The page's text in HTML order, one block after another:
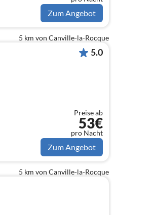
Zum Angebot
5 km von Canville-la-Rocque
5.0
Preise ab
53€
pro Nacht
Zum Angebot
5 km von Canville-la-Rocque